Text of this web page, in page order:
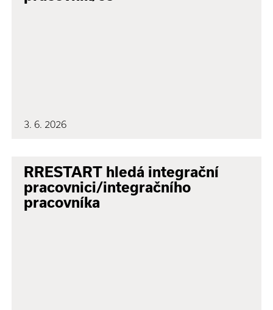
3. 6. 2026
RRESTART hledá integrační
pracovnici/integračního
pracovníka